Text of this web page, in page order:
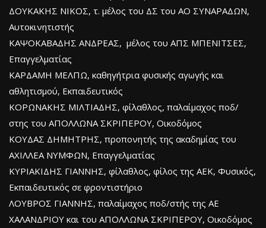
ΔΟΥΚΑΚΗΣ ΝΙΚΟΣ, τ. μέλος του ΔΣ του ΑΟ ΣΥΝΑΡΑΔΩΝ,
Αυτοκινητιστής
ΚΑΨΟΚΑΒΑΔΗΣ ΑΝΔΡΕΑΣ, μέλος του ΑΠΣ ΜΠΕΝΙΤΣΕΣ,
Επαγγελματίας
ΚΑΡΔΑΜΗ ΜΕΛΠΩ, καθηγήτρια φυσικής αγωγής και
αθλητισμού, Εκπαιδευτικός
ΚΟΡΩΝΑΚΗΣ ΜΙΛΤΙΑΔΗΣ, φίλαθλος, παλαίμαχος ποδ/
στης του ΑΠΟΛΛΩΝΑ ΣΚΡΙΠΕΡΟΥ, Οικοδόμος
ΚΟΥΔΑΣ ΔΗΜΗΤΡΗΣ, προπονητής της ακαδημίας του
ΑΧΙΛΛΕΑ ΝΥΜΦΩΝ, Επαγγελματίας
ΚΥΡΙΑΚΙΔΗΣ ΓΙΑΝΝΗΣ, φίλαθλος, φίλος της ΑΕΚ, Φυσικός,
Εκπαιδευτικός σε φροντιστήριο
ΛΟΥΒΡΟΣ ΓΙΑΝΝΗΣ, παλαίμαχος ποδ/στής της ΑΕ
ΧΑΛΑΝΔΡΙΟΥ και του ΑΠΟΛΛΩΝΑ ΣΚΡΙΠΕΡΟΥ, Οικοδόμος